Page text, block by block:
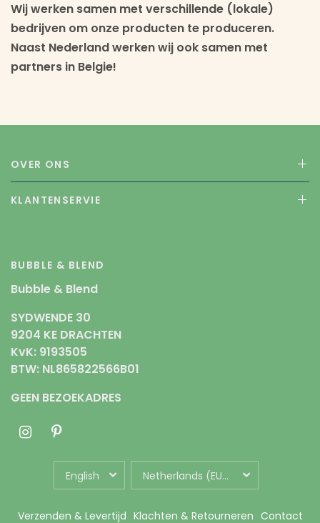
Wij werken samen met verschillende (lokale)
bedrijven om onze producten te produceren.
Naast Nederland werken wij ook samen met
partners in Belgie!
OVER ONS
KLANTENSERVIE
BUBBLE & BLEND
Bubble & Blend
SYDWENDE 30
9204 KE DRACHTEN
KvK: 9193505
BTW: NL865822566B01
GEEN BEZOEKADRES
UPDATE
COUNTRY/REGION
UPDATE
COUNTRY/REGION
Verzenden & Levertijd Klachten & Retourneren Contact